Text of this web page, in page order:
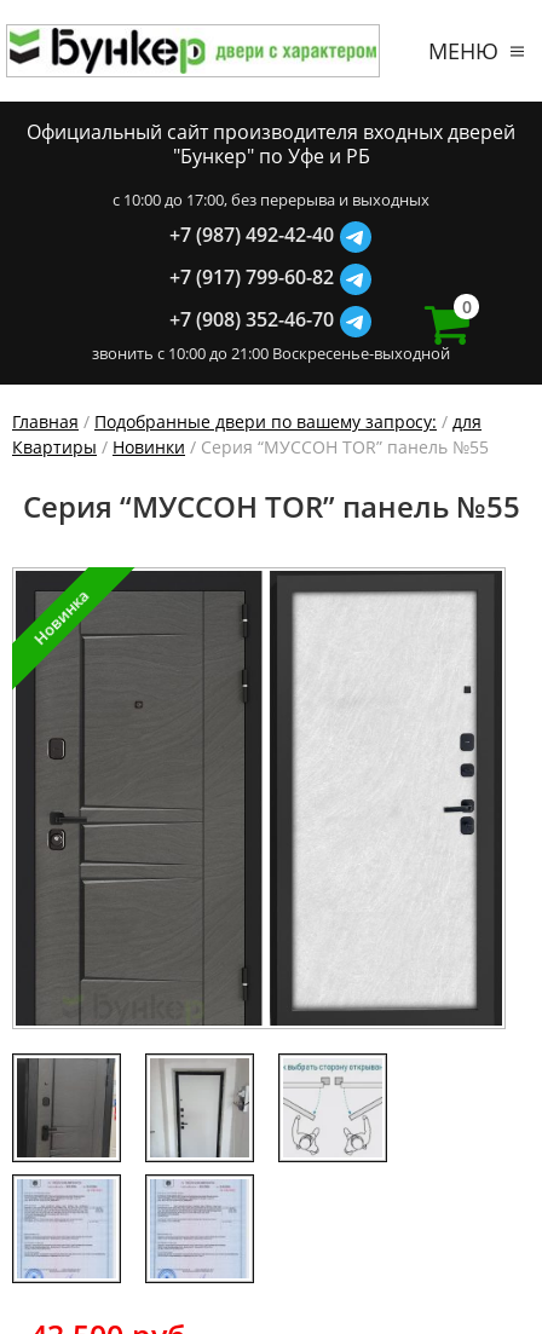
МЕНЮ
Официальный сайт производителя входных дверей
"Бункер" по Уфе и РБ
c 10:00 до 17:00, без перерыва и выходных
+7 (987) 492-42-40
+7 (917) 799-60-82
+7 (908) 352-46-70
звонить с 10:00 до 21:00 Воскресенье-выходной
0
Главная / Подобранные двери по вашему запросу: / для
Квартиры / Новинки / Серия “МУССОН TOR” панель №55
Серия “МУССОН TOR” панель №55
Новинка